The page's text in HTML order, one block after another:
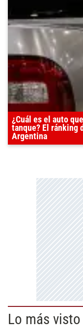
¿Cuál es el auto
tanque? El ránking
Argentina
Lo más visto